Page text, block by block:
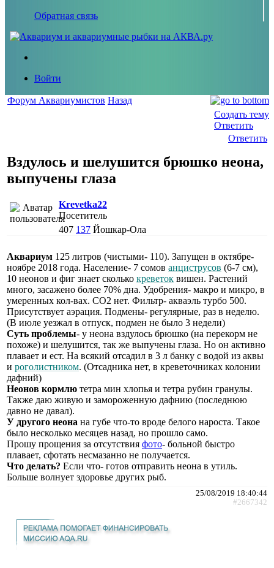
Обратная связь
Войти
Форум Аквариумистов Назад
Создать тему
Ответить
Ответить
Вздулось и шелушится брюшко неона,
выпучены глаза
Krevetka22
Посетитель
407 137 Йошкар-Ола
Аквариум 125 литров (чистыми- 110). Запущен в октябре-
ноябре 2018 года. Население- 7 сомов анциструсов (6-7 см),
10 неонов и фиг знает сколько креветок вишен. Растений
много, засажено более 70% дна. Удобрения- макро и микро, в
умеренных кол-вах. СО2 нет. Фильтр- акваэль турбо 500.
Присутствует аэрация. Подмены- регулярные, раз в неделю.
(В июле уезжал в отпуск, подмен не было 3 недели)
Суть проблемы- у неона вздулось брюшко (на перекорм не
похоже) и шелушится, так же выпучены глаза. Но он активно
плавает и ест. На всякий отсадил в 3 л банку с водой из аквы
и роголистником. (Отсадника нет, в креветочниках колонии
дафний)
Неонов кормлю тетра мин хлопья и тетра рубин гранулы.
Также даю живую и замороженную дафнию (последнюю
давно не давал).
У другого неона на губе что-то вроде белого нароста. Такое
было несколько месяцев назад, но прошло само.
Прошу прощения за отсутствия фото- больной быстро
плавает, сфотать несмазанно не получается.
Что делать? Если что- готов отправить неона в утиль.
Больше волнует здоровье других рыб.
25/08/2019 18:40:44
#2667342